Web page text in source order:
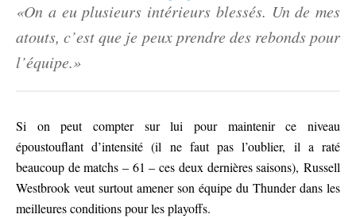
«On a eu plusieurs intérieurs blessés. Un de mes
atouts, c’est que je peux prendre des rebonds pour
l’équipe.»
Si on peut compter sur lui pour maintenir ce niveau
époustouflant d’intensité (il ne faut pas l’oublier, il a raté
beaucoup de matchs – 61 – ces deux dernières saisons), Russell
Westbrook veut surtout amener son équipe du Thunder dans les
meilleures conditions pour les playoffs.